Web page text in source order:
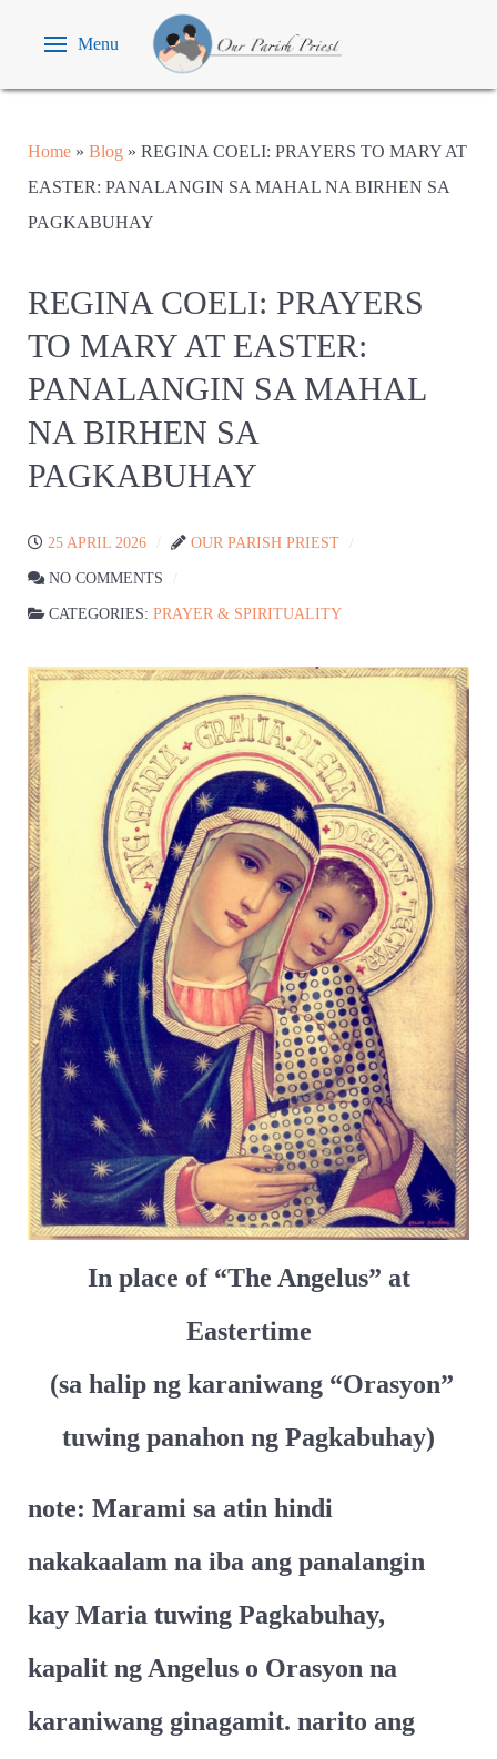
Menu
Home » Blog » REGINA COELI: PRAYERS TO MARY AT
EASTER: PANALANGIN SA MAHAL NA BIRHEN SA
PAGKABUHAY
REGINA COELI: PRAYERS
TO MARY AT EASTER:
PANALANGIN SA MAHAL
NA BIRHEN SA
PAGKABUHAY
25 APRIL 2026 OUR PARISH PRIEST
NO COMMENTS
CATEGORIES: PRAYER & SPIRITUALITY
In place of “The Angelus” at
Eastertime
(sa halip ng karaniwang “Orasyon”
tuwing panahon ng Pagkabuhay)
note: Marami sa atin hindi
nakakaalam na iba ang panalangin
kay Maria tuwing Pagkabuhay,
kapalit ng Angelus o Orasyon na
karaniwang ginagamit. narito ang